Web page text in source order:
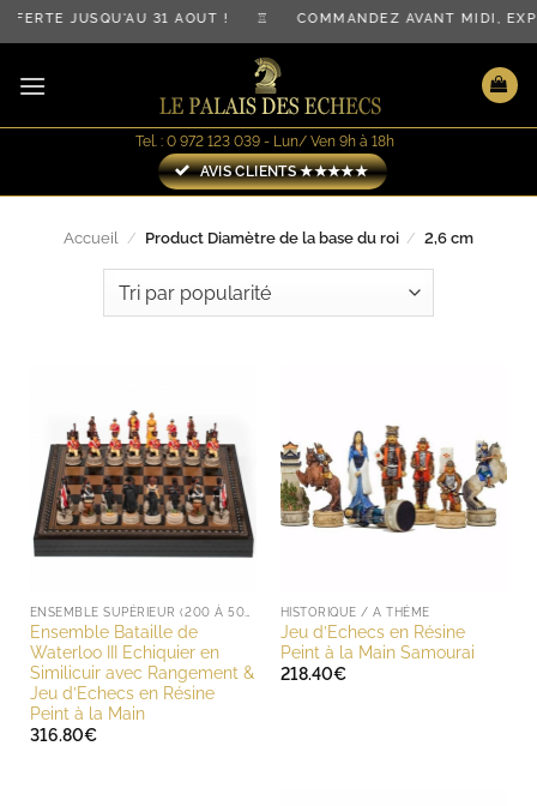
Passer
au
contenu
JUSQU'AU 31 AOÛT ! ♖ COMMANDEZ AVANT MIDI,
Tel. : 0 972 123 039 - Lun/ Ven 9h à 18h
AVIS CLIENTS ★★★★★
Accueil / Product Diamètre de la base du roi / 2,6 cm
Ensemble Bataille de
Waterloo III Echiquier en
Similicuir avec Rangement &
Jeu d’Echecs en Résine
Peint à la Main
316.80€
HISTORIQUE / A THÈME
Jeu d’Echecs en Résine
Peint à la Main Samourai
218.40€